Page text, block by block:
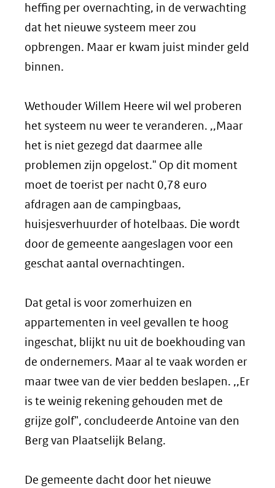
heffing per overnachting, in de verwachting
dat het nieuwe systeem meer zou
opbrengen. Maar er kwam juist minder geld
binnen.
Wethouder Willem Heere wil wel proberen
het systeem nu weer te veranderen. ,,Maar
het is niet gezegd dat daarmee alle
problemen zijn opgelost." Op dit moment
moet de toerist per nacht 0,78 euro
afdragen aan de campingbaas,
huisjesverhuurder of hotelbaas. Die wordt
door de gemeente aangeslagen voor een
geschat aantal overnachtingen.
Dat getal is voor zomerhuizen en
appartementen in veel gevallen te hoog
ingeschat, blijkt nu uit de boekhouding van
de ondernemers. Maar al te vaak worden er
maar twee van de vier bedden beslapen. ,,Er
is te weinig rekening gehouden met de
grijze golf", concludeerde Antoine van den
Berg van Plaatselijk Belang.
De gemeente dacht door het nieuwe